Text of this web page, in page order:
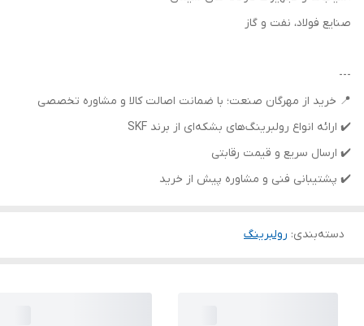
صنایع فولاد، نفت و گاز
---
📍 خرید از مهرگان صنعت؛ با ضمانت اصالت کالا و مشاوره تخصصی
✔️ ارائه انواع رولبرینگ‌های بشکه‌ای از برند SKF
✔️ ارسال سریع و قیمت رقابتی
✔️ پشتیبانی فنی و مشاوره پیش از خرید
دسته‌بندی: رولبرینگ